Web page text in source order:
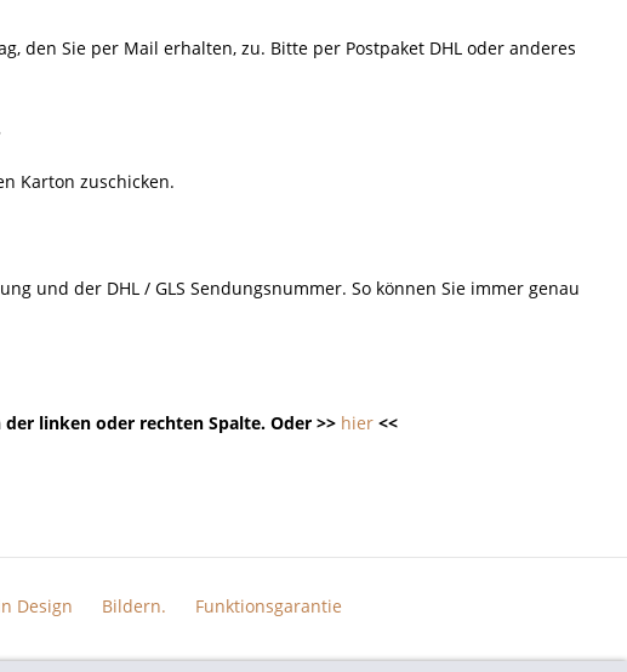
den Sie per Mail erhalten, zu. Bitte per Postpaket DHL oder anderes
Karton zuschicken.
und der DHL / GLS Sendungsnummer. So können Sie immer genau
linken oder rechten Spalte. Oder >> hier <<
Design Bildern. Funktionsgarantie